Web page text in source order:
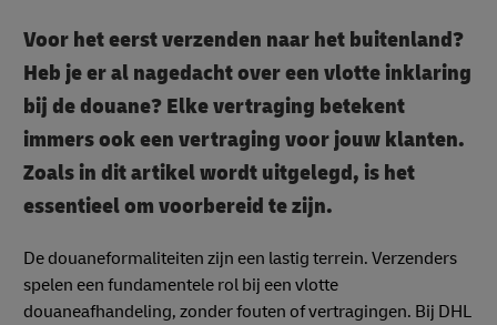
Voor het eerst verzenden naar het buitenland?
Heb je er al nagedacht over een vlotte inklaring
bij de douane? Elke vertraging betekent
immers ook een vertraging voor jouw klanten.
Zoals in dit artikel wordt uitgelegd, is het
essentieel om voorbereid te zijn.
De douaneformaliteiten zijn een lastig terrein. Verzenders
spelen een fundamentele rol bij een vlotte
douaneafhandeling, zonder fouten of vertragingen. Bij DHL